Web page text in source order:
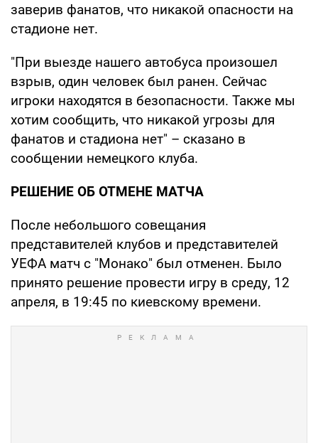
заверив фанатов, что никакой опасности на
стадионе нет.
"При выезде нашего автобуса произошел
взрыв, один человек был ранен. Сейчас
игроки находятся в безопасности. Также мы
хотим сообщить, что никакой угрозы для
фанатов и стадиона нет" – сказано в
сообщении немецкого клуба.
РЕШЕНИЕ ОБ ОТМЕНЕ МАТЧА
После небольшого совещания
представителей клубов и представителей
УЕФА матч с "Монако" был отменен. Было
принято решение провести игру в среду, 12
апреля, в 19:45 по киевскому времени.